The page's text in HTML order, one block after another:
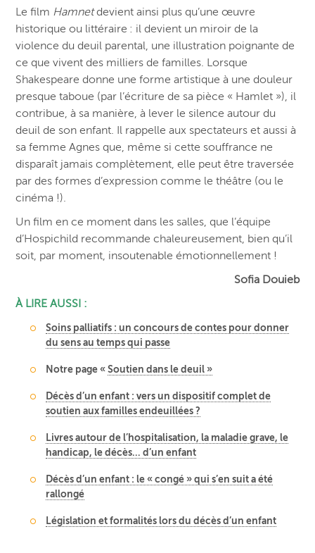
Le film Hamnetdevient ainsi plus qu’une œuvre
historique ou littéraire : il devient un miroir de la
violence du deuil parental, une illustration poignante de
ce que vivent des milliers de familles. Lorsque
Shakespeare donne une forme artistique à une douleur
presque taboue (par l’écriture de sa pièce « Hamlet »), il
contribue, à sa manière, à lever le silence autour du
deuil de son enfant. Il rappelle aux spectateurs et aussi à
sa femme Agnes que, même si cette souffrance ne
disparaît jamais complètement, elle peut être traversée
pardes formes d’expression comme le théâtre (ou le
cinéma !).
Un film en ce moment dans les salles, que l’équipe
d’Hospichild recommande chaleureusement, bien qu’il
soit, par moment, insoutenable émotionnellement !
Sofia Douieb
À LIRE AUSSI :
Soins palliatifs : un concours de contes pour donner
du sens au temps qui passe
Notre page «Soutien dans le deuil »
Décès d’un enfant : vers un dispositif complet de
soutien aux familles endeuillées ?
Livres autour de l’hospitalisation, la maladie grave, le
handicap, le décès… d’un enfant
Décès d’un enfant : le « congé » qui s’en suit a été
rallongé
Législation et formalités lors du décès d’un enfant